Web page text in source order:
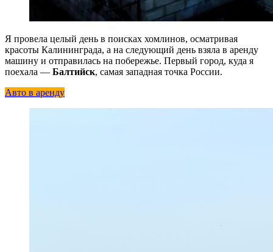
Я провела целый день в поисках хомлинов, осматривая
красоты Калининграда, а на следующий день взяла в аренду
машину и отправилась на побережье. Первый город, куда я
поехала — Балтийск, самая западная точка России.
Авто в аренду